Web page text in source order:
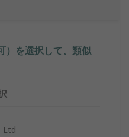
）を選択して、類似
Ltd